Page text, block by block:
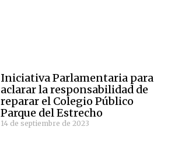
Iniciativa Parlamentaria para
aclarar la responsabilidad de
reparar el Colegio Público
Parque del Estrecho
14 de septiembre de 2023